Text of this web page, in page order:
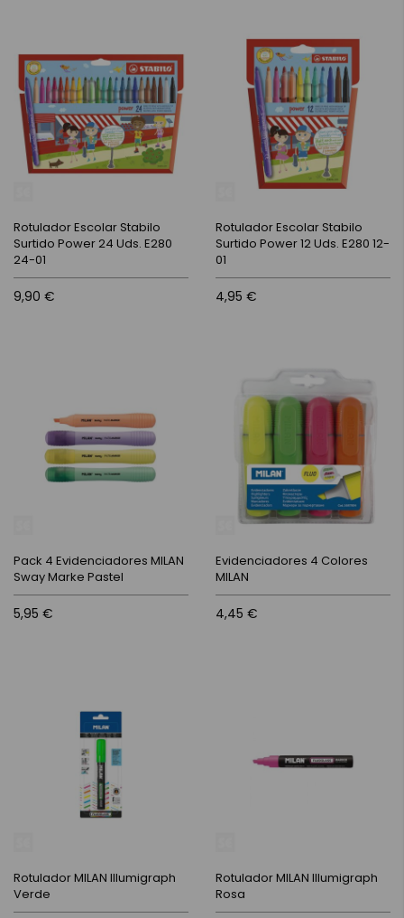
Rotulador Escolar Stabilo
Surtido Power 24 Uds. E280
24-01
9,90 €
Rotulador Escolar Stabilo
Surtido Power 12 Uds. E280 12-
01
4,95 €
Pack 4 Evidenciadores MILAN
Sway Marke Pastel
5,95 €
Evidenciadores 4 Colores
MILAN
4,45 €
Rotulador MILAN Illumigraph
Verde
Rotulador MILAN Illumigraph
Rosa